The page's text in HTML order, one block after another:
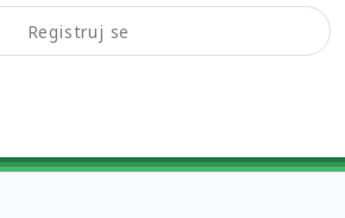
Registruj se